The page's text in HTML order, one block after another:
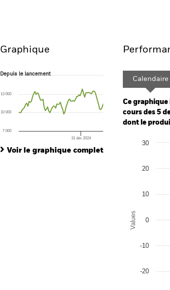
Graphique
Depuis le lancement
The chart has 1 X axis displaying Time. Range: 2020-07-
The chart has 1 Y axis displaying values. Range: -30 to 60.
Depuis le lancement
31 déc 2024
10 000
7 000
13 000
Voir le graphique complet
Calendaire
Ce
cours des 5
dont le
Bar chart with
Values
-20
-10
0
10
20
30